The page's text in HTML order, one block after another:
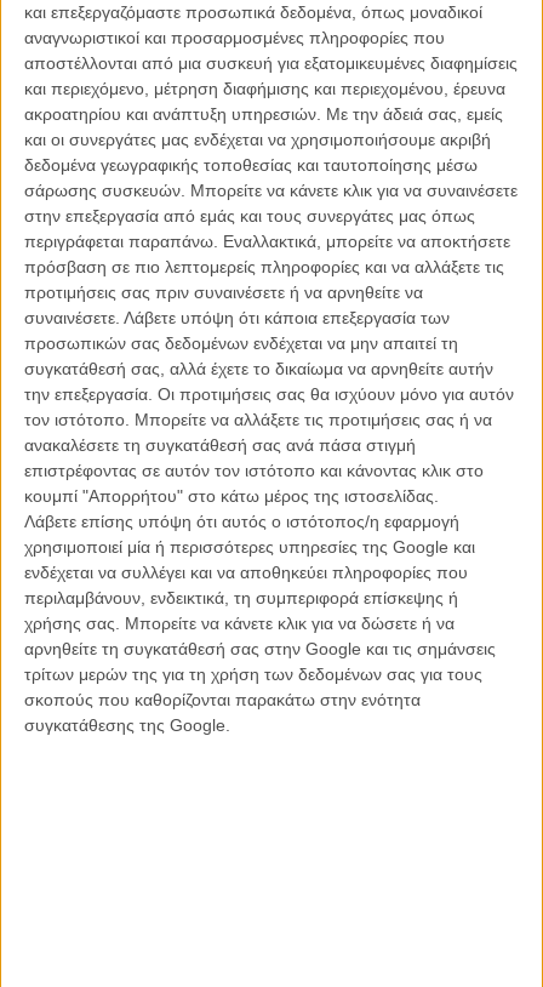
και επεξεργαζόμαστε προσωπικά δεδομένα, όπως μοναδικοί
αναγνωριστικοί και προσαρμοσμένες πληροφορίες που
αποστέλλονται από μια συσκευή για εξατομικευμένες διαφημίσεις
και περιεχόμενο, μέτρηση διαφήμισης και περιεχομένου, έρευνα
ακροατηρίου και ανάπτυξη υπηρεσιών. Με την άδειά σας, εμείς
και οι συνεργάτες μας ενδέχεται να χρησιμοποιήσουμε ακριβή
δεδομένα γεωγραφικής τοποθεσίας και ταυτοποίησης μέσω
σάρωσης συσκευών. Μπορείτε να κάνετε κλικ για να συναινέσετε
στην επεξεργασία από εμάς και τους συνεργάτες μας όπως
περιγράφεται παραπάνω. Εναλλακτικά, μπορείτε να αποκτήσετε
πρόσβαση σε πιο λεπτομερείς πληροφορίες και να αλλάξετε τις
προτιμήσεις σας πριν συναινέσετε ή να αρνηθείτε να
συναινέσετε. Λάβετε υπόψη ότι κάποια επεξεργασία των
προσωπικών σας δεδομένων ενδέχεται να μην απαιτεί τη
συγκατάθεσή σας, αλλά έχετε το δικαίωμα να αρνηθείτε αυτήν
την επεξεργασία. Οι προτιμήσεις σας θα ισχύουν μόνο για αυτόν
τον ιστότοπο. Μπορείτε να αλλάξετε τις προτιμήσεις σας ή να
ανακαλέσετε τη συγκατάθεσή σας ανά πάσα στιγμή
επιστρέφοντας σε αυτόν τον ιστότοπο και κάνοντας κλικ στο
κουμπί "Απορρήτου" στο κάτω μέρος της ιστοσελίδας.
Λάβετε επίσης υπόψη ότι αυτός ο ιστότοπος/η εφαρμογή
χρησιμοποιεί μία ή περισσότερες υπηρεσίες της Google και
ενδέχεται να συλλέγει και να αποθηκεύει πληροφορίες που
περιλαμβάνουν, ενδεικτικά, τη συμπεριφορά επίσκεψης ή
χρήσης σας. Μπορείτε να κάνετε κλικ για να δώσετε ή να
αρνηθείτε τη συγκατάθεσή σας στην Google και τις σημάνσεις
τρίτων μερών της για τη χρήση των δεδομένων σας για τους
σκοπούς που καθορίζονται παρακάτω στην ενότητα
συγκατάθεσης της Google.
υπόθεσης...
Ανώνυμοι και επώνυμοι λογαριασμοί - κυρίως από Αμερικάνους
κωμικούς που βρίσκουν έδαφος στην αμεσότητα του Twitter -
γεμίζουν το timeline με ευφάνταστα hashtags και κλασικούς 143
Ηταν πέρσι που ο Αντι Μπόροβιτζ
, κωμικός, συγγραφέας και
αρθογράφος των New York Times έγραψε ένα από τα πιο retweeted
σχόλια της βραδιάς σχολιάζοντας το «Λόγο του Βασιλιά» και το
«Τhe Artist» ως «έναν Βρετανό που δεν μπορούσε να μιλήσει» και
«έναν Γάλλο που κανείς δεν μπορούσε να ακούσει» αντίστοιχα.
«Πρέπει να πεις κάτι. Κάποιος πρέπει να πει κάτι», δηλώνει ο
κωμικός Μπιλι Αϊχνερ του Funny or Die. «Το να βρίσκεσαι online τη
στιγμή που συμβαίνει είναι τόσο έντονο. Σχεδόν καθαρτικό. Πρέπει
να εκφραστείς στο Twitter.... Τελικά είναι τόσο αστείο γιατί το όλο
πράγμα είναι γελοίο. Είναι σαν να σε ρωτάει κάποιος συνέχεια γιατί
σχολιάζεις. Μα, γιατί υπάρχουν τα Οσκαρ αν όχι για να τα
σχολιάσεις;».
Στην περσινή απονομή ο μέσος όρος των tweets για τα Οσκαρ
άγγιξε το αστρονομικό αριθμό των 18.718 tweets το δευτερόλεπτο,
το «The Artist» συγκέντρωσε μόλις 78.509 tweets σε αντίθεση με το
«Hugo» που το ξεπέρασε, φτάνοντας στα 110.179, ενώ το πόδι της
Αντζελίνα Τζολί υπήρξε το απόλυτο hype στο Twitter (μέχρι που
άνοιξε και λογαριασμός του ποδιού!).
Τα παραπάνω νούμερα δεν άφησαν ασυγκίνητη και την Ακαδημία, η
οποία φέτος αποφάσισε να «μετράει» τη δύναμη των υποψήφιων